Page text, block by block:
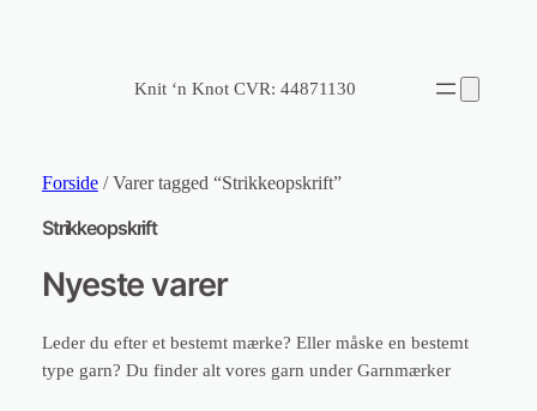
Knit ‘n Knot CVR: 44871130
Forside/ Varer tagged “Strikkeopskrift”
Strikkeopskrift
Nyeste varer
Leder du efter et bestemt mærke? Eller måske en bestemt
type garn? Du finder alt vores garn under Garnmærker